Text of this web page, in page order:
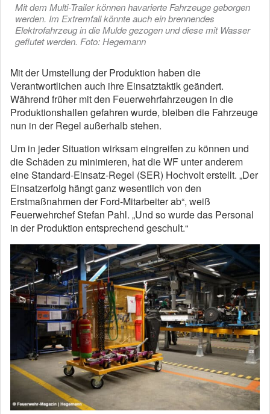
Mit dem Multi-Trailer können havarierte Fahrzeuge geborgen
werden. Im Extremfall könnte auch ein brennendes
Elektrofahrzeug in die Mulde gezogen und diese mit Wasser
geflutet werden. Foto: Hegemann
Mit der Umstellung der Produktion haben die
Verantwortlichen auch ihre Einsatztaktik geändert.
Während früher mit den Feuerwehrfahrzeugen in die
Produktionshallen gefahren wurde, bleiben die Fahrzeuge
nun in der Regel außerhalb stehen.
Um in jeder Situation wirksam eingreifen zu können und
die Schäden zu minimieren, hat die WF unter anderem
eine Standard-Einsatz-Regel (SER) Hochvolt erstellt. „Der
Einsatzerfolg hängt ganz wesentlich von den
Erstmaßnahmen der Ford-Mitarbeiter ab“, weiß
Feuerwehrchef Stefan Pahl. „Und so wurde das Personal
in der Produktion entsprechend geschult.“